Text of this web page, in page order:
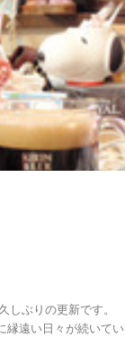
縁遠い日々が続いてい